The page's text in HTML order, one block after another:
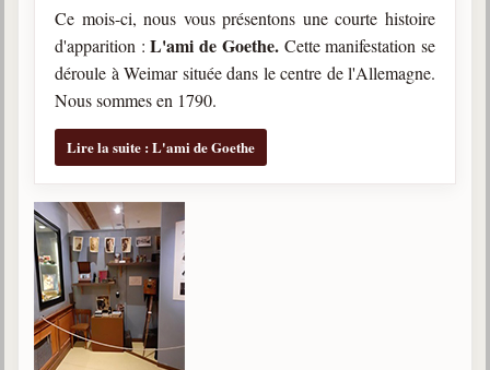
Bulletins "Le Spiritisme"
Journal trimestriel
Newsletters
trimestrielles
Sujets du mois
Citations
Maximes
Enregistrements
séance d'aide spirituelle
Diaporamas
Powerpoints
Ce mois-ci, nous vous présentons une courte histoire
d'apparition : L'ami de Goethe. Cette manifestation se
déroule à Weimar située dans le centre de l'Allemagne.
Nous sommes en 1790.
Lire la suite : L'ami de Goethe